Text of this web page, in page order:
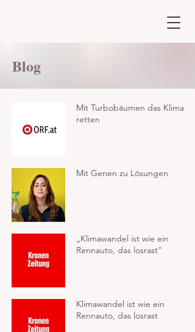
Blog
Mit Turbobäumen das Klima
retten
Mit Genen zu Lösungen
„Klimawandel ist wie ein
Rennauto, das losrast“
Klimawandel ist wie ein
Rennauto, das losrast